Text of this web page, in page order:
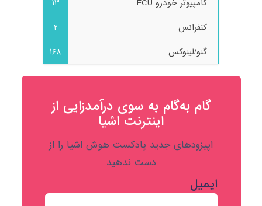
کامپیوتر خودرو ECU
13
کنفرانس
2
گنو/لینوکس
168
گام به‌گام به‌ سوی درآمدزایی از
اینترنت اشیا
اپیزودهای جدید پادکست هوش اشیا را از
دست ندهید
ایمیل